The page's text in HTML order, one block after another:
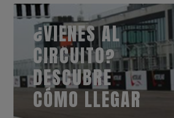
¿VIENES AL
CIRCUITO?
DESCUBRE
CÓMO LLEGAR